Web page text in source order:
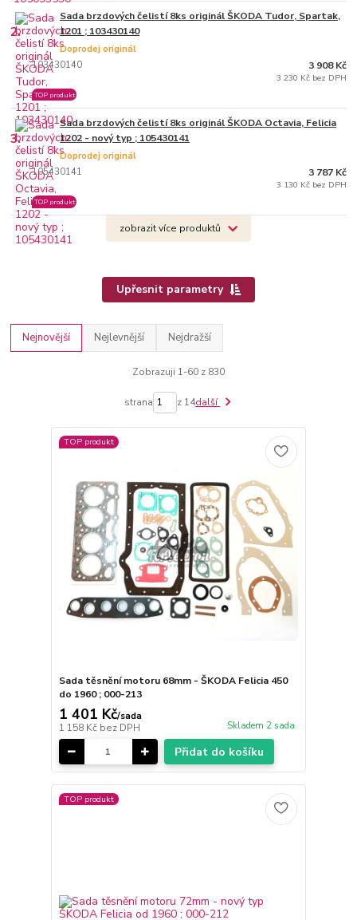
2.
Sada brzdových čelistí 8ks originál ŠKODA Tudor, Spartak,
1201 ; 103430140
103430140
Doprodej originál
TOP produkt
3 908 Kč
3 230 Kč bez DPH
3.
Sada brzdových čelistí 8ks originál ŠKODA Octavia, Felicia
1202 - nový typ ; 105430141
105430141
Doprodej originál
TOP produkt
3 787 Kč
3 130 Kč bez DPH
zobrazit více produktů
Upřesnit parametry
Nejnovější Nejlevnější Nejdražší
Zobrazuji 1-60 z 830
strana z 14další
TOP produkt
Sada těsnění motoru 68mm - ŠKODA Felicia 450
do 1960 ; 000-213
1 401 Kč/sada
1 158 Kč bez DPH Skladem 2 sada
Přidat do košíku
TOP produkt